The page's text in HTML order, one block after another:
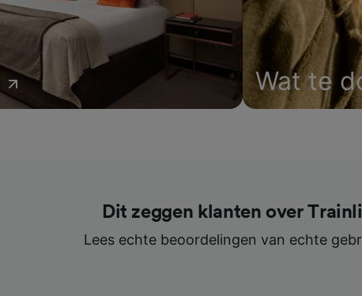
Wat te
Dit zeggen klanten over
Lees echte beoordelingen van echte